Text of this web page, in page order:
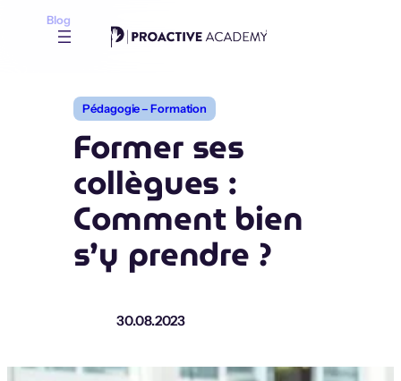
Blog
Pédagogie – Formation
Former ses
collègues :
Comment bien
s’y prendre ?
30.08.2023